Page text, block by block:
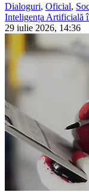
Dialoguri, Oficial,
Inteligența Artificială
29 iulie 2026, 14:36